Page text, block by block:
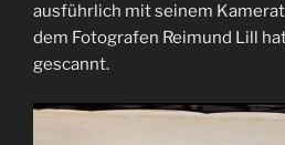
ausführlich mit seinem
dem Fotografen Reimund Lill
gescannt.